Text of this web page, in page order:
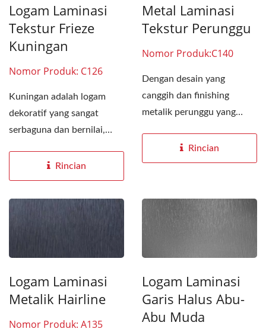
Logam Laminasi
Tekstur Frieze
Kuningan
Nomor Produk: C126
Kuningan adalah logam
dekoratif yang sangat
serbaguna dan bernilai,
Rincian
Metal Laminasi
Tekstur Perunggu
Nomor Produk:C140
Dengan desain yang
canggih dan finishing
metalik perunggu yang
Rincian
Logam Laminasi
Metalik Hairline
Nomor Produk: A135
Logam Laminasi
Garis Halus Abu-
Abu Muda